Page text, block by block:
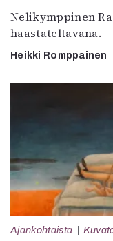
Nelikymppinen
haastateltavana.
Heikki Romppainen
Ajankohtaista